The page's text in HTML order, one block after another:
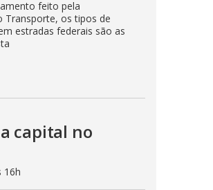
feito pela
Transporte, os tipos de
estradas federais são as
capital no
16h